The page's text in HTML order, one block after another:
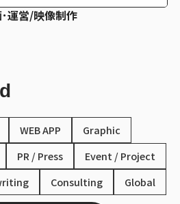
運営/映像制作
WEB APP
Graphic
PR / Press
Event / Project
Consulting Global